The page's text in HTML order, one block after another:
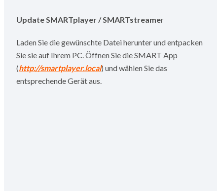
Update SMARTplayer / SMARTstreamer
Laden Sie die gewünschte Datei herunter und entpacken
Sie sie auf Ihrem PC. Öffnen Sie die SMART App
(http://smartplayer.local) und wählen Sie das
entsprechende Gerät aus.